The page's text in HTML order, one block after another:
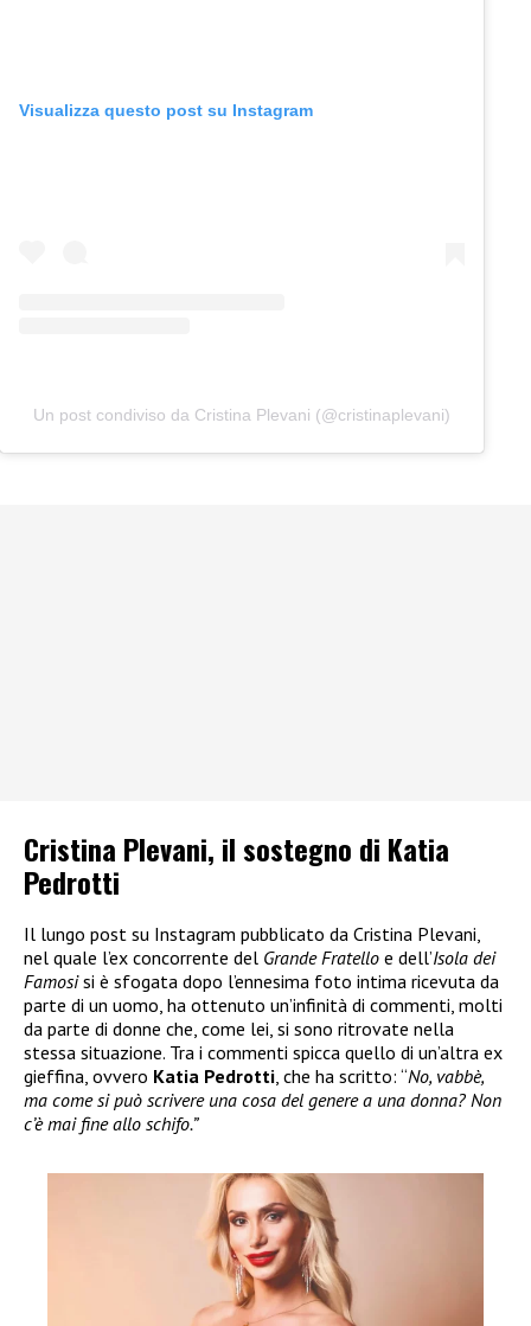
Visualizza questo post su Instagram
Un post condiviso da Cristina Plevani (@cristinaplevani)
Cristina Plevani, il sostegno di Katia
Pedrotti
Il lungo post su Instagram pubblicato da Cristina Plevani,
nel quale l’ex concorrente del Grande Fratello e dell’Isola dei
Famosisi è sfogata dopo l’ennesima foto intima ricevuta da
parte di un uomo, ha ottenuto un’infinità di commenti, molti
da parte di donne che, come lei, si sono ritrovate nella
stessa situazione. Tra i commenti spicca quello di un’altra ex
gieffina, ovvero Katia Pedrotti, che ha scritto: “No, vabbè,
ma come si può scrivere una cosa del genere a una donna? Non
c’è mai fine allo schifo.”